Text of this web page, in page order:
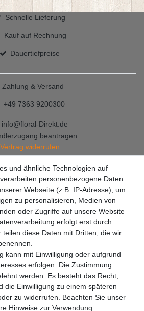
Schnelle Lieferung
Kauf auf Rechnung
Dauertiefpreise
Zahlung & Versand
+49 7363 9200300
info@floral-Direkt.de
beantragen
Vertrag widerrufen
und ähnliche Technologien auf
personenbezogene Daten
Webseite (z.B. IP-Adresse), um
zu personalisieren, Medien von
oder Zugriffe auf unsere Website
erfolgt erst durch
teilen diese Daten mit Dritten, die wir
kann mit Einwilligung oder aufgrund
erfolgen. Die Zustimmung
werden. Es besteht das Recht,
die Einwilligung zu einem späteren
zu widerrufen. Beachten Sie unser
Hinweise zur Verwendung